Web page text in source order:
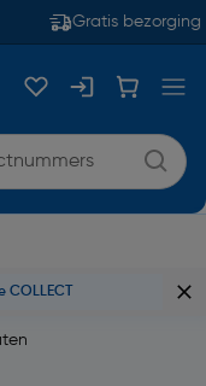
Gratis bezorging